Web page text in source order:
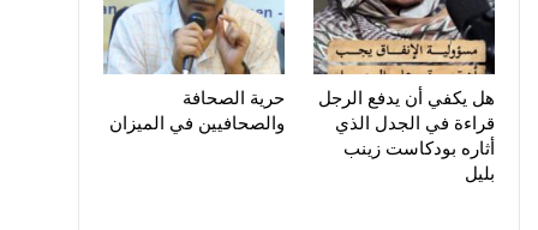
هل يكفي أن يدفع الرجل
قراءة في الجدل الذي
أثاره بودكاست زينب
بليل
حرية الصحافة
والصحافيين في الميزان